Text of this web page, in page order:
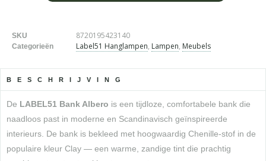
SKU 8720195423140
Categorieën Label51 Hanglampen, Lampen, Meubels
BESCHRIJVING
De LABEL51 Bank Albero is een tijdloze, comfortabele bank die
naadloos past in moderne en Scandinavisch geïnspireerde
interieurs. De bank is bekleed met hoogwaardig Chenille-stof in de
populaire kleur Clay — een warme, zandige tint die prachtig